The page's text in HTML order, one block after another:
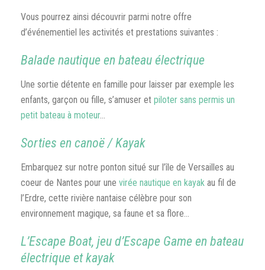
Vous pourrez ainsi découvrir parmi notre offre
d’événementiel les activités et prestations suivantes :
Balade nautique en bateau électrique
Une sortie détente en famille pour laisser par exemple les
enfants, garçon ou fille, s’amuser et piloter sans permis un
petit bateau à moteur…
Sorties en canoë / Kayak
Embarquez sur notre ponton situé sur l’île de Versailles au
coeur de Nantes pour une virée nautique en kayak au fil de
l’Erdre, cette rivière nantaise célèbre pour son
environnement magique, sa faune et sa flore…
L’Escape Boat, jeu d’Escape Game en bateau
électrique et kayak